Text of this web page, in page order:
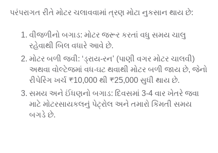
પરંપરાગત રીતે મોટર ચલાવવામાં ત્રણ મોટા નુકસાન થાય છે:
વીજળીનો બગાડ: મોટર જરૂર કરતાં વધુ સમય ચાલુ
રહેવાથી બિલ વધારે આવે છે.
મોટર બળી જવી: ‘ડ્રાય-રન’ (પાણી વગર મોટર ચાલવી)
અથવા વોલ્ટેજમાં વધ-ઘટ થવાથી મોટર બળી જાય છે, જેનો
રીપેરિંગ ખર્ચ ₹10,000 થી ₹25,000 સુધી થાય છે.
સમય અને ઈંધણનો બગાડ: દિવસમાં 3-4 વાર ખેતરે જવા
માટે મોટરસાયકલનું પેટ્રોલ અને તમારો કિંમતી સમય
બગડે છે.